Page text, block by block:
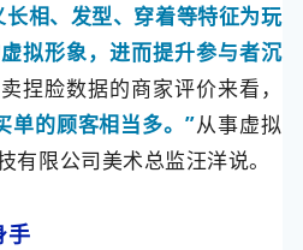
相、发型、穿着等特征为玩
拟形象，进而提升参与者沉
捏脸数据的商家评价来看，
单的顾客相当多。”从事虚拟
有限公司美术总监汪洋说。
手